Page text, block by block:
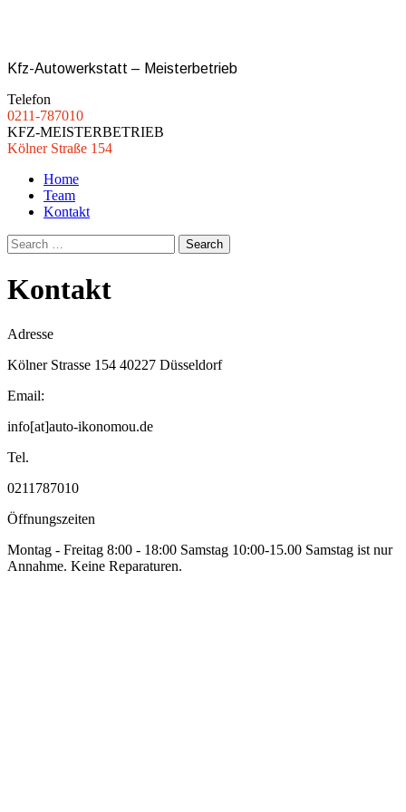
Kfz-Autowerkstatt – Meisterbetrieb
Telefon
0211-787010
KFZ-MEISTERBETRIEB
Kölner Straße 154
Home
Team
Kontakt
Kontakt
Adresse
Kölner Strasse 154 40227 Düsseldorf
Email:
info[at]auto-ikonomou.de
Tel.
0211787010
Öffnungszeiten
Montag - Freitag 8:00 - 18:00 Samstag 10:00-15.00 Samstag ist nur
Annahme. Keine Reparaturen.